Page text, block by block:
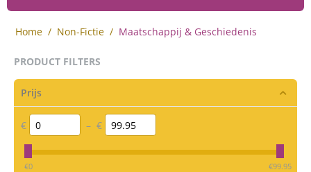
Home / Non-Fictie / Maatschappij & Geschiedenis
PRODUCT FILTERS
Prijs
€ – €
‎€0 ‎€99.95